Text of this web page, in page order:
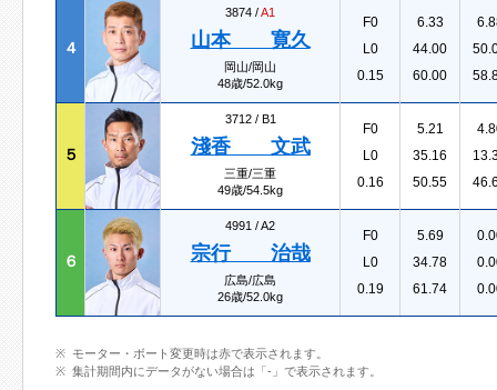
４
3874 /A1
山本 寛久
岡山/岡山
48歳/52.0kg
F0
L0
0.15
6.33
44.00
60.00
５
3712 / B1
淺香 文武
三重/三重
49歳/54.5kg
F0
L0
0.16
5.21
35.16
50.55
６
4991 /A2
宗行 治哉
広島/広島
26歳/52.0kg
F0
L0
0.19
5.69
34.78
61.74
モーター・ボート変更時は赤で表示されます。
集計期間内にデータがない場合は「-」で表示されます。